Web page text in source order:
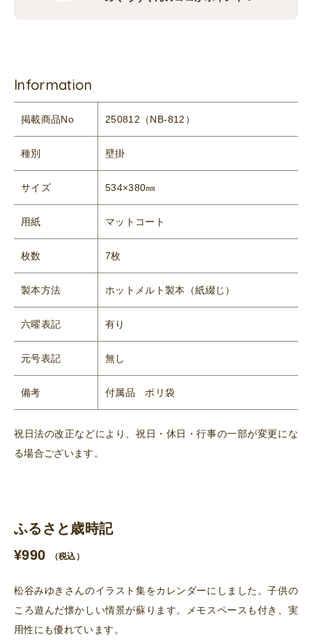
Information
掲載商品No 250812（NB-812）
種別 壁掛
サイズ 534×380㎜
用紙 マットコート
枚数 7枚
製本方法 ホットメルト製本（紙綴じ）
六曜表記 有り
元号表記 無し
備考 付属品 ポリ袋
祝日法の改正などにより、祝日・休日・行事の一部が変更にな
る場合ございます。
ふるさと歳時記
¥990 （税込）
松谷みゆきさんのイラスト集をカレンダーにしました。子供の
ころ遊んだ懐かしい情景が蘇ります。メモスペースも付き、実
用性にも優れています。